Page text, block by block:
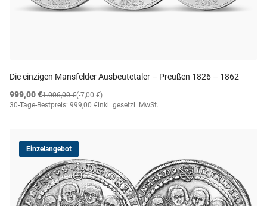
Die einzigen Mansfelder Ausbeutetaler – Preußen 1826 – 1862
999,00 €
(-7,00 €)
1.006,00 €
30-Tage-Bestpreis: 999,00 €inkl. gesetzl. MwSt.
Einzelangebot